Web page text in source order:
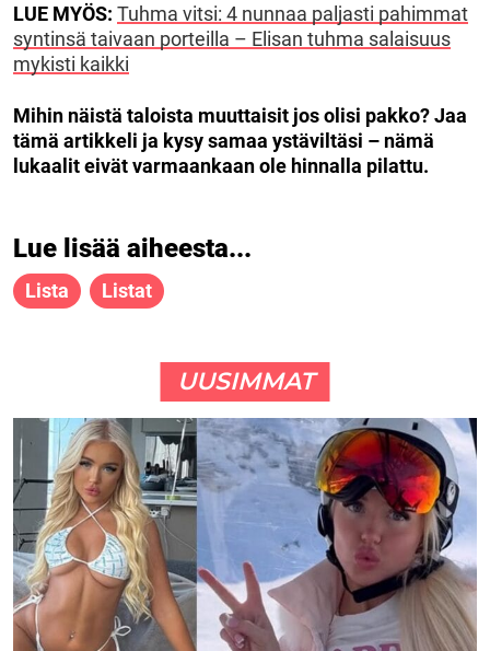
LUE MYÖS: Tuhma vitsi: 4 nunnaa paljasti pahimmat
syntinsä taivaan porteilla – Elisan tuhma salaisuus
mykisti kaikki
Mihin näistä taloista muuttaisit jos olisi pakko? Jaa
tämä artikkeli ja kysy samaa ystäviltäsi – nämä
lukaalit eivät varmaankaan ole hinnalla pilattu.
Lue lisää aiheesta...
Lista Listat
UUSIMMAT